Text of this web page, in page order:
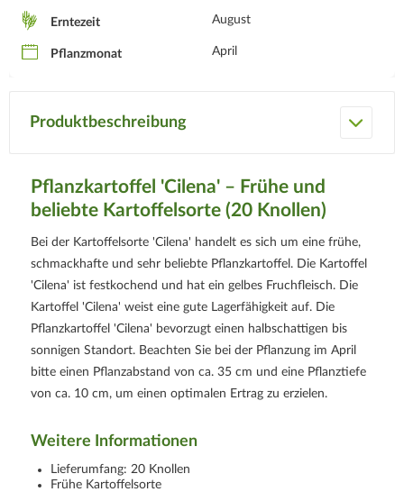
Erntezeit August
Pflanzmonat April
Produktbeschreibung
Pflanzkartoffel 'Cilena' – Frühe und
beliebte Kartoffelsorte (20 Knollen)
Bei der Kartoffelsorte 'Cilena' handelt es sich um eine frühe,
schmackhafte und sehr beliebte Pflanzkartoffel. Die Kartoffel
'Cilena' ist festkochend und hat ein gelbes Fruchfleisch. Die
Kartoffel 'Cilena' weist eine gute Lagerfähigkeit auf. Die
Pflanzkartoffel 'Cilena' bevorzugt einen halbschattigen bis
sonnigen Standort. Beachten Sie bei der Pflanzung im April
bitte einen Pflanzabstand von ca. 35 cm und eine Pflanztiefe
von ca. 10 cm, um einen optimalen Ertrag zu erzielen.
Weitere Informationen
Lieferumfang: 20 Knollen
Frühe Kartoffelsorte